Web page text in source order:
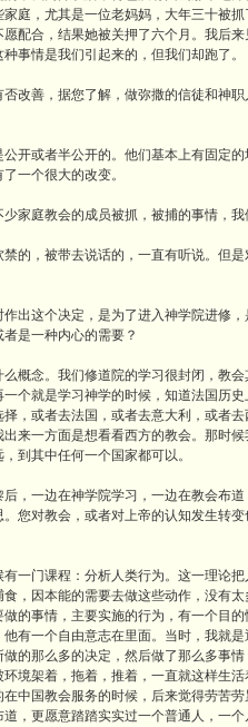
庭，尤其是一位老妈妈，大年三十被
配合，结果她被关押了六个月。我后
事情是我们引起来的，但我们却跑了。
改善，据您了解，做弥撒的信徒和神
开或者半公开的。他们基本上有固定
一个很大的改变。
家庭教会的成员被抓，被捕的事情，
的，被带去说话的，一直有听说。但
出这个决定，是为了进入神学院进修
是一种内心的需要？
概念。我们修道院的学习很封闭，教
个就是学习神学的时候，知道法国历
，或者去法国，或者去意大利，或者
来一方面是想看看西方的教会。那时
到其中任何一个国家都可以。
，一边在神学院学习，一边在教会布
您对教会，或者对上帝的认知发生转
一门课程：分析人类行为。这一理论
，因本能的需要去做这些动作，没有
的事情，主要实施的行为，有一个目
有一个自由意志在里面。当时，我就
的那么多的决定，然后做了那么多事
境架着，拖着，推着，一直就这样生
中国教会服务的时候，后来觉得劳苦
，更愿意踏踏实实过一个普通人，一